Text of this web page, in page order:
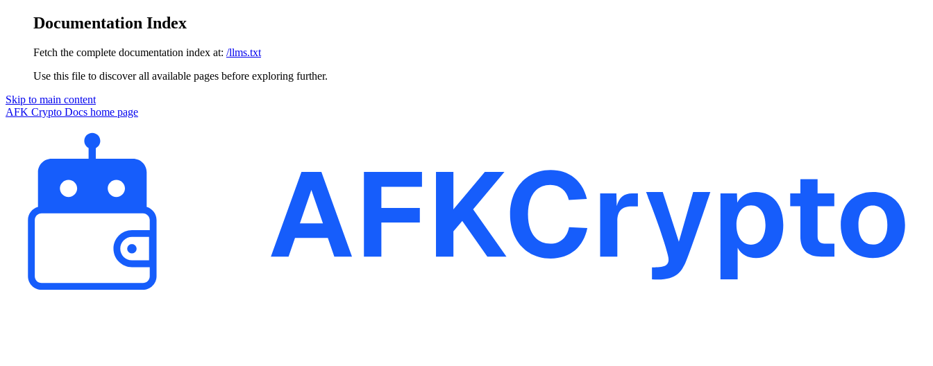
Documentation Index
Fetch the complete documentation index at: /llms.txt
Use this file to discover all available pages before exploring further.
Skip to main content
AFK Crypto Docs home page